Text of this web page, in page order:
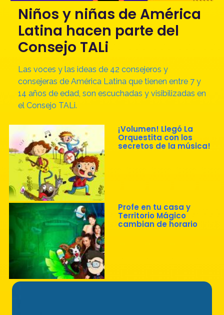
Niños y niñas de América
Latina hacen parte del
Consejo TALi
Las voces y las ideas de 42 consejeros y
consejeras de América Latina que tienen entre 7 y
14 años de edad, son escuchadas y visibilizadas en
el Consejo TALi.
¡Volumen! Llegó La
Orquestita con los
secretos de la música!
Profe en tu casa y
Territorio Mágico
cambian de horario